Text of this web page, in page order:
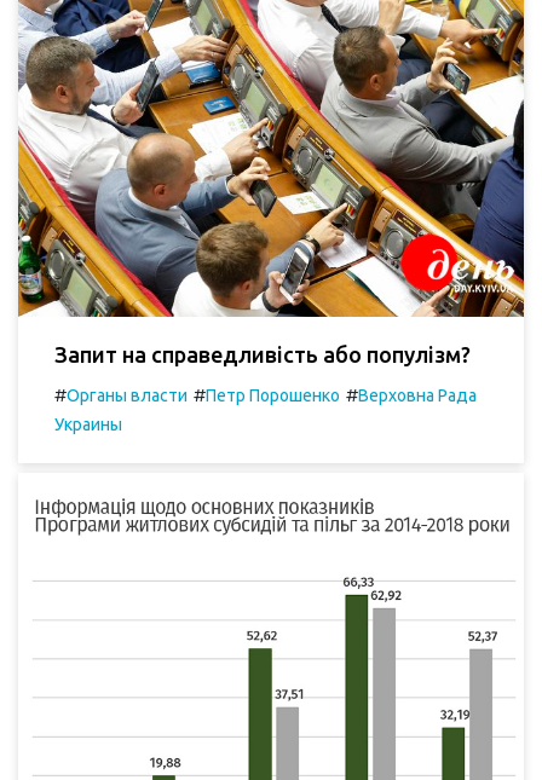
Запит на справедливість або популізм?
#Органы власти #Петр Порошенко #Верховна Рада
Украины